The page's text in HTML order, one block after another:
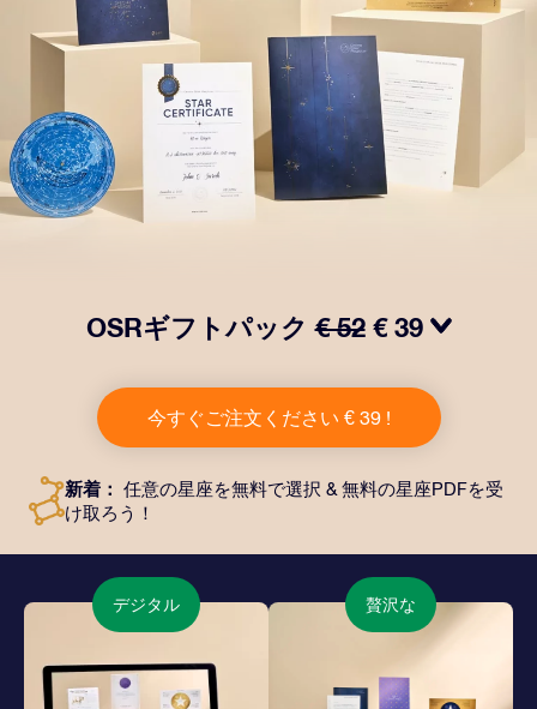
OSRギフトパック€ 52 € 39
所に送付される美しい封筒とカスタマイズされたドキュ
メント、デジタルドキュメントが含まれている他、弊社
のアプリを無料で利用できます。大切や人や友達に永遠
今すぐご注文ください € 39 !
新着： 任意の星座を無料で選択 & 無料の星座PDFを受
け取ろう！
デジタル 贅沢な